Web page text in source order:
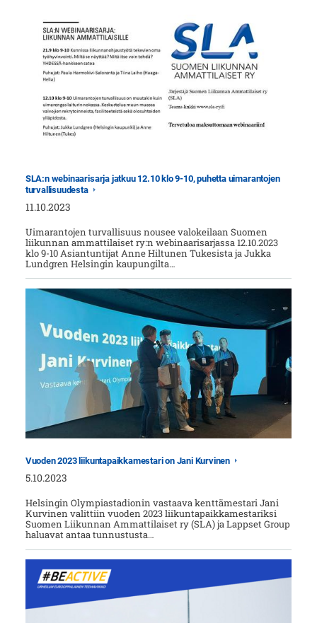
SLA:n webinaarisarja jatkuu 12.10 klo 9-10, puhetta uimarantojen
turvallisuudesta
11.10.2023
Uimarantojen turvallisuus nousee valokeilaan Suomen
liikunnan ammattilaiset ry:n webinaarisarjassa 12.10.2023
klo 9-10 Asiantuntijat Anne Hiltunen Tukesista ja Jukka
Lundgren Helsingin kaupungilta…
Vuoden 2023 liikuntapaikkamestari on Jani Kurvinen
5.10.2023
Helsingin Olympiastadionin vastaava kenttämestari Jani
Kurvinen valittiin vuoden 2023 liikuntapaikkamestariksi
Suomen Liikunnan Ammattilaiset ry (SLA) ja Lappset Group
haluavat antaa tunnustusta…